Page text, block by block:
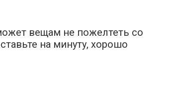
вещам не пожелтеть со
на минуту, хорошо